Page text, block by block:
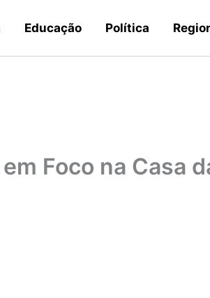
Educação Política
Foco na Casa